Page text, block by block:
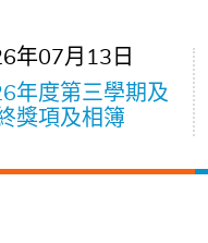
年07月13日
年度第三學期及
獎項及相簿